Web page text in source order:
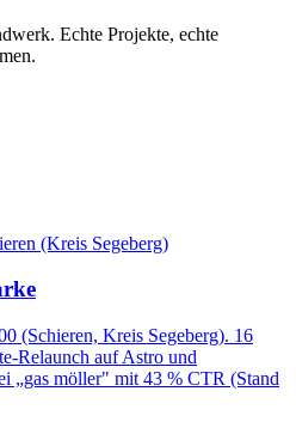
Echte Projekte, echte
(Kreis Segeberg)
(Schieren, Kreis Segeberg). 16
Relaunch auf Astro und
„gas möller" mit 43 % CTR (Stand